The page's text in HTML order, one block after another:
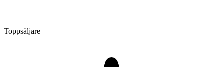
Toppsäljare